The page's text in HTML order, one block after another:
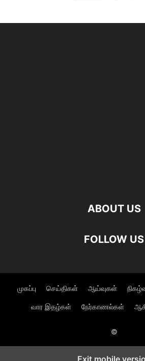
ABOUT US
FOLLOW US
முகப்பு செய்திகள் ஆய்வுகள்
வார இதழ்கள் நேர்காணல்கள்
©